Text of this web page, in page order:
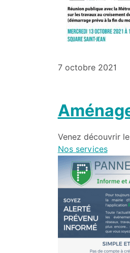
7 octobre 2021
Venez découvrir
Nos services